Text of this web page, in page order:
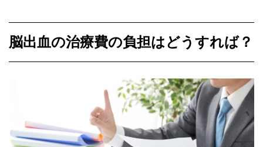
脳出血の治療費の負担はどうすれば？